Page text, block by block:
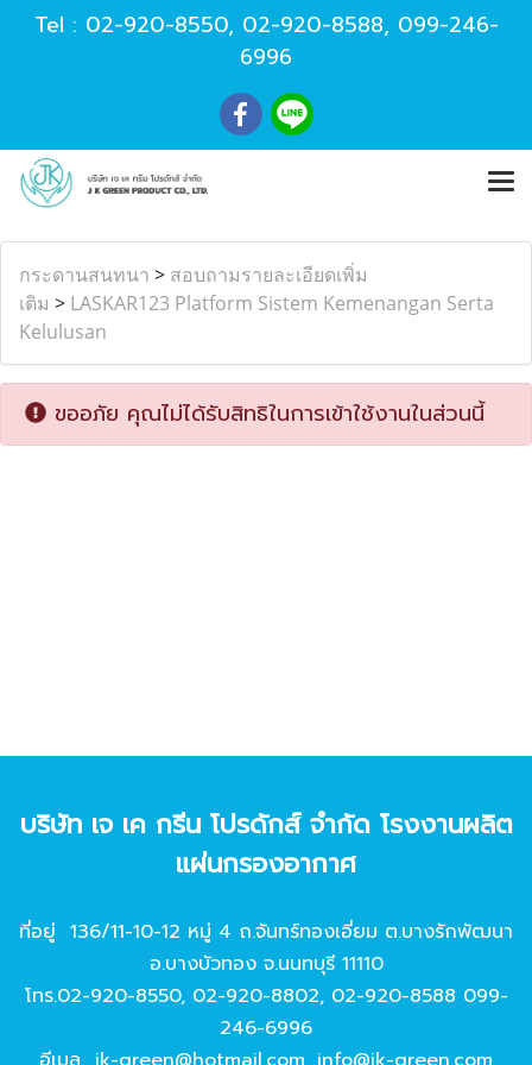
Tel : 02-920-8550, 02-920-8588, 099-246-
6996
กระดานสนทนา > สอบถามรายละเอียดเพิ่ม
เติม > LASKAR123 Platform Sistem Kemenangan Serta
Kelulusan
ขออภัย คุณไม่ได้รับสิทธิในการเข้าใช้งานในส่วนนี้
บริษัท เจ เค กรีน โปรดักส์ จํากัด โรงงานผลิต
แผ่นกรองอากาศ
ที่อยู่ 136/11-10-12 หมู่ 4 ถ.จันทร์ทองเอี่ยม ต.บางรักพัฒนา
อ.บางบัวทอง จ.นนทบุรี 11110
โทร.02-920-8550, 02-920-8802, 02-920-8588 099-
246-6996